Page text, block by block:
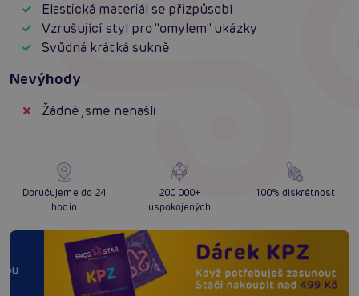
Elastická materiál se přizpůsobí
Vzrušující styl pro "omylem" ukázky
Svůdná krátká sukně
Nevýhody
Žádné jsme nenašli
Doručujeme do 24
hodin
200 000+
uspokojených
100% diskrétnost